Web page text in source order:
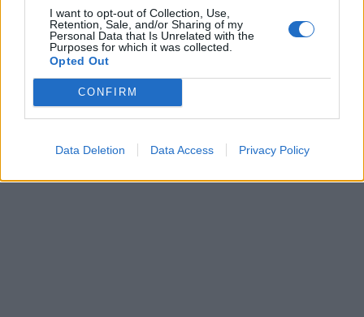
I want to opt-out of Collection, Use,
Retention, Sale, and/or Sharing of my
Personal Data that Is Unrelated with the
Purposes for which it was collected.
Opted Out
CONFIRM
Data Deletion Data Access Privacy Policy